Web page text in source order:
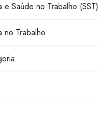
e Saúde no Trabalho (SST)
no Trabalho